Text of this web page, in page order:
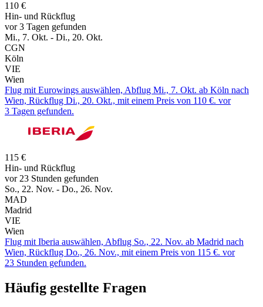
110 €
Hin- und Rückflug
vor 3 Tagen gefunden
Mi., 7. Okt. - Di., 20. Okt.
CGN
Köln
VIE
Wien
Flug mit Eurowings auswählen, Abflug Mi., 7. Okt. ab Köln nach
Wien, Rückflug Di., 20. Okt., mit einem Preis von 110 €. vor
3 Tagen gefunden.
115 €
Hin- und Rückflug
vor 23 Stunden gefunden
So., 22. Nov. - Do., 26. Nov.
MAD
Madrid
VIE
Wien
Flug mit Iberia auswählen, Abflug So., 22. Nov. ab Madrid nach
Wien, Rückflug Do., 26. Nov., mit einem Preis von 115 €. vor
23 Stunden gefunden.
Häufig gestellte Fragen